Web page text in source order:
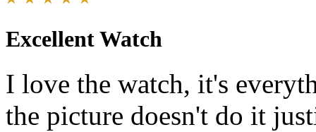
Excellent Watch
I love the watch, it's
the picture doesn't do it